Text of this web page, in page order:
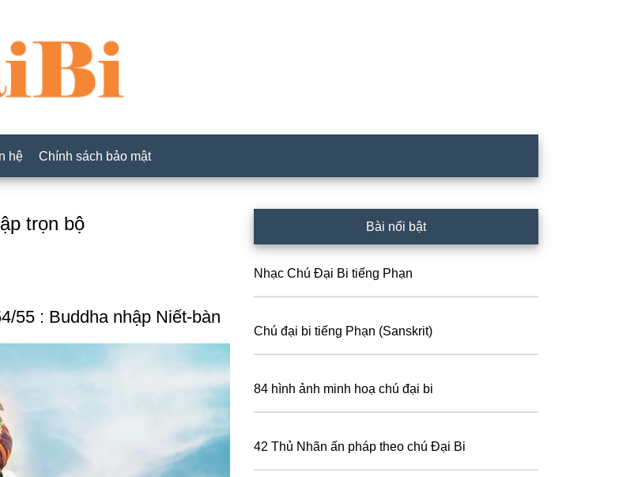
hệ Chính sách bảo mật
trọn bộ
55 : Buddha nhập Niết-bàn
Sidebar
Bài nổi bật
Nhạc Chú Đại Bi tiếng Phạn
Chú đại bi tiếng Phạn (Sanskrit)
84 hình ảnh minh hoạ chú đại bi
42 Thủ Nhãn ấn pháp theo chú Đại Bi